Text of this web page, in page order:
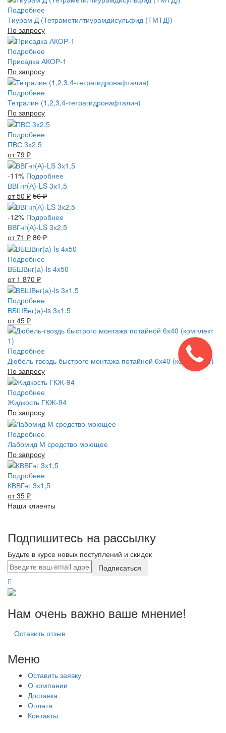
Подробнее
Тиурам Д (Тетраметилтиурамдисульфид (ТМТД))
По запросу
Подробнее
Присадка АКОР-1
По запросу
Подробнее
Тетралин (1,2,3,4-тетрагидронафталин)
По запросу
Подробнее
ПВС 3х2,5
от 79 ₽
-11% Подробнее
ВВГнг(А)-LS 3х1,5
от 50 ₽ 56₽
-12% Подробнее
ВВГнг(А)-LS 3х2,5
от 71 ₽ 80₽
Подробнее
ВБШВнг(а)-ls 4x50
от 1 870 ₽
Подробнее
ВБШВнг(а)-ls 3х1,5
от 45 ₽
Подробнее
Дюбель-гвоздь быстрого монтажа потайной 6х40 (комплект 1)
По запросу
Подробнее
Жидкость ГКЖ-94
По запросу
Подробнее
Лабомид М средство моющее
По запросу
Подробнее
КВВГнг 3х1,5
от 35 ₽
Наши клиенты
Подпишитесь на рассылку
Будьте в курсе новых поступлений и скидок
Подписаться
Нам очень важно ваше мнение!
Оставить отзыв
Меню
Оставить заявку
О компании
Доставка
Оплата
Контакты